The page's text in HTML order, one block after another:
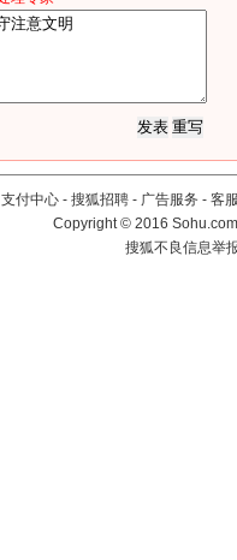
支付中心 - 搜狐招聘 - 广告服务 - 客
Copyright©2016
搜狐不良信息举